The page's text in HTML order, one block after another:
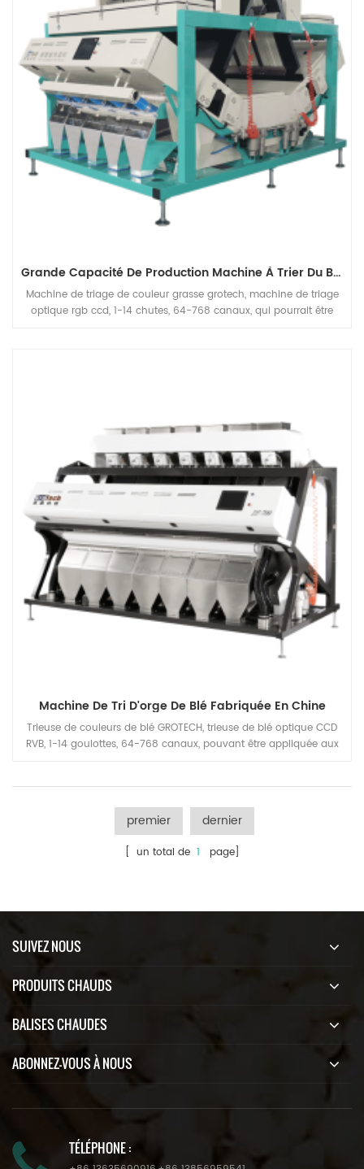
Grande Capacité De Production Machine À Trier Du Blé
Machine de triage de couleur grasse grotech, machine de triage
optique rgb ccd, 1-14 chutes, 64-768 canaux, qui pourrait être
Machine De Tri D'orge De Blé Fabriquée En Chine
Trieuse de couleurs de blé GROTECH, trieuse de blé optique CCD
RVB, 1-14 goulottes, 64-768 canaux, pouvant être appliquée aux
premier dernier
[ un total de 1 page]
SUIVEZ NOUS
PRODUITS CHAUDS
BALISES CHAUDES
ABONNEZ-VOUS À NOUS
TÉLÉPHONE :